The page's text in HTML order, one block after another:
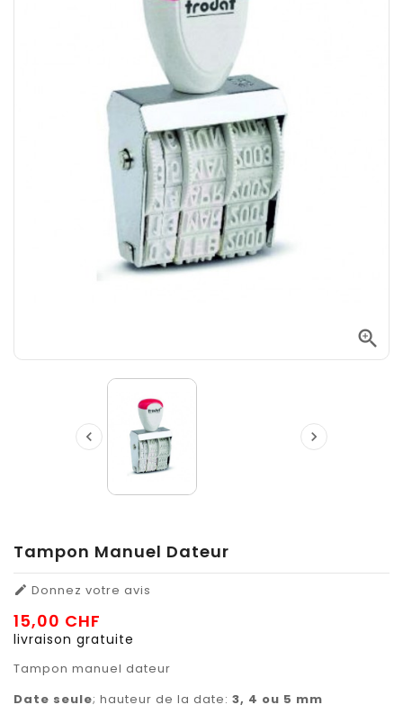

 
Tampon Manuel Dateur
 Donnez votre avis
15,00 CHF
livraison gratuite
Tampon manuel dateur
Date seule; hauteur de la date: 3, 4 ou 5 mm